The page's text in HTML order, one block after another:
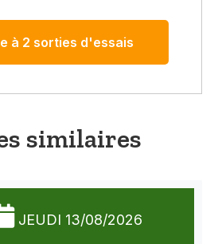
à 2 sorties d'essais
similaires
JEUDI 13/08/2026